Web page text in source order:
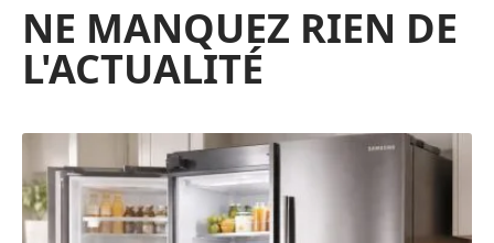
NE MANQUEZ RIEN DE
L'ACTUALITÉ